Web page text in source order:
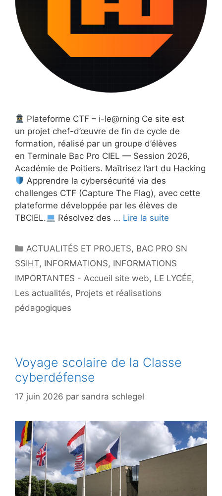
Plateforme CTF – i-le@rning Ce site est
un projet chef-d’œuvre de fin de cycle de
formation, réalisé par un groupe d’élèves
en Terminale Bac Pro CIEL — Session 2026,
Académie de Poitiers. Maîtrisez l’art du Hacking
Apprendre la cybersécurité via des
challenges CTF (Capture The Flag), avec cette
plateforme développée par les élèves de
TBCIEL.
Résolvez des … Lire la suite
Catégories
ACTUALITÉS ET PROJETS, BAC PRO SN
SSIHT, INFORMATIONS, INFORMATIONS
IMPORTANTES - Accueil site web, LE LYCÉE,
Les actualités, Projets et réalisations
pédagogiques
Voyage scolaire de la Classe
cyberdéfense
17 juin 2026 par sandra schlegel